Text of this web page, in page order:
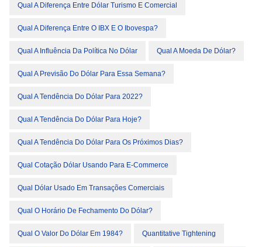
Qual A Diferença Entre Dólar Turismo E Comercial
Qual A Diferença Entre O IBX E O Ibovespa?
Qual A Influência Da Política No Dólar Qual A Moeda De Dólar?
Qual A Previsão Do Dólar Para Essa Semana?
Qual A Tendência Do Dólar Para 2022?
Qual A Tendência Do Dólar Para Hoje?
Qual A Tendência Do Dólar Para Os Próximos Dias?
Qual Cotação Dólar Usando Para E-Commerce
Qual Dólar Usado Em Transações Comerciais
Qual O Horário De Fechamento Do Dólar?
Qual O Valor Do Dólar Em 1984? Quantitative Tightening